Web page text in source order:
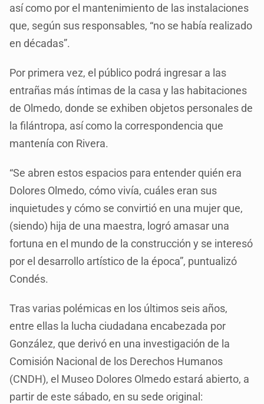
así como por el mantenimiento de las instalaciones
que, según sus responsables, “no se había realizado
en décadas”.
Por primera vez, el público podrá ingresar a las
entrañas más íntimas de la casa y las habitaciones
de Olmedo, donde se exhiben objetos personales de
la filántropa, así como la correspondencia que
mantenía con Rivera.
“Se abren estos espacios para entender quién era
Dolores Olmedo, cómo vivía, cuáles eran sus
inquietudes y cómo se convirtió en una mujer que,
(siendo) hija de una maestra, logró amasar una
fortuna en el mundo de la construcción y se interesó
por el desarrollo artístico de la época”, puntualizó
Condés.
Tras varias polémicas en los últimos seis años,
entre ellas la lucha ciudadana encabezada por
González, que derivó en una investigación de la
Comisión Nacional de los Derechos Humanos
(CNDH), el Museo Dolores Olmedo estará abierto, a
partir de este sábado, en su sede original: